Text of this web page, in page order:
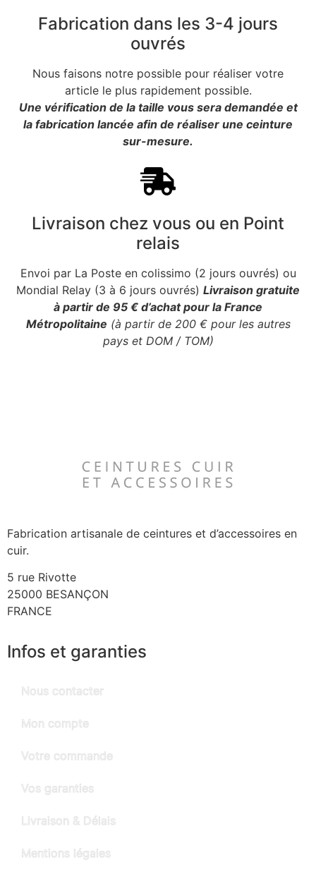
Fabrication dans les 3-4 jours
ouvrés
Nous faisons notre possible pour réaliser votre
article le plus rapidement possible.
Une vérification de la taille vous sera demandée et
la fabrication lancée afin de réaliser une ceinture
sur-mesure.
Livraison chez vous ou en Point
relais
Envoi par La Poste en colissimo (2 jours ouvrés) ou
Mondial Relay (3 à 6 jours ouvrés) Livraison gratuite
à partir de 95 € d’achat pour la France
Métropolitaine (à partir de 200 € pour les autres
pays et DOM / TOM)
Fabrication artisanale de ceintures et d’accessoires en
cuir.
5 rue Rivotte
25000 BESANÇON
FRANCE
Infos et garanties
Nous contacter
Mon compte
Votre commande
Vos garanties
Livraison & Délais
Mentions légales